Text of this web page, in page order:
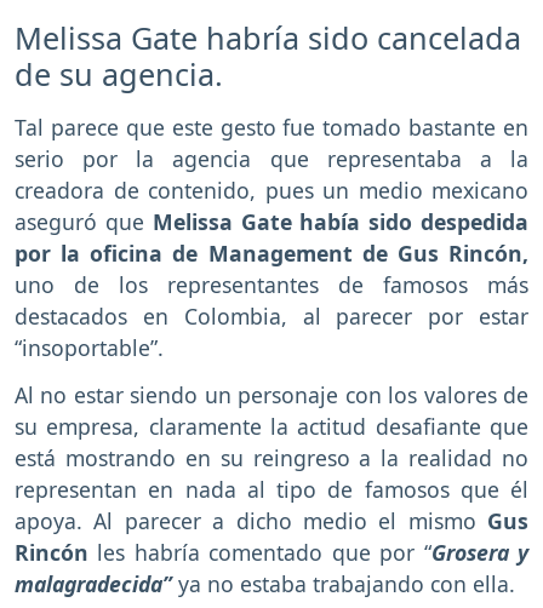
Melissa Gate habría sido cancelada
de su agencia.
Tal parece que este gesto fue tomado bastante en
serio por la agencia que representaba a la
creadora de contenido, pues un medio mexicano
aseguró que Melissa Gate había sido despedida
por la oficina de Management de Gus Rincón,
uno de los representantes de famosos más
destacados en Colombia, al parecer por estar
“insoportable”.
Al no estar siendo un personaje con los valores de
su empresa, claramente la actitud desafiante que
está mostrando en su reingreso a la realidad no
representan en nada al tipo de famosos que él
apoya. Al parecer a dicho medio el mismo Gus
Rincón les habría comentado que por “Grosera y
malagradecida”ya no estaba trabajando con ella.